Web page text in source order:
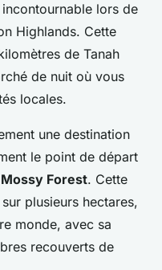
lors de
Highlands. Cette
de Tanah
de nuit où vous
locales.
une destination
le point de départ
Mossy Forest. Cette
plusieurs hectares,
monde, avec sa
recouverts de